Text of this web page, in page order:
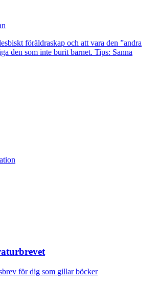
föräldraskap och att vara den ”andra
den som inte burit barnet. Tips: Sanna
för dig som gillar böcker